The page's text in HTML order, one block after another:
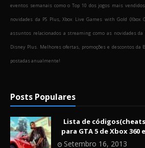
eventos semanais como o Top 10 dos jogos mais
novidades da PS Plus, Xbox Live Games with Gold
assuntos relacionados a streaming como as novidades da
Disney Plus. Melhores ofertas, promoções e descontos da
postadas anualmente!
Posts Populares
Lista de
para GTA 5 de Xbox 360
Setembro 16, 2013